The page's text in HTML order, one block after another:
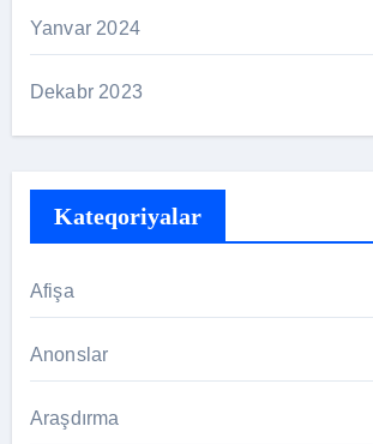
Yanvar 2024
Dekabr 2023
Kateqoriyalar
Afişa
Anonslar
Araşdırma